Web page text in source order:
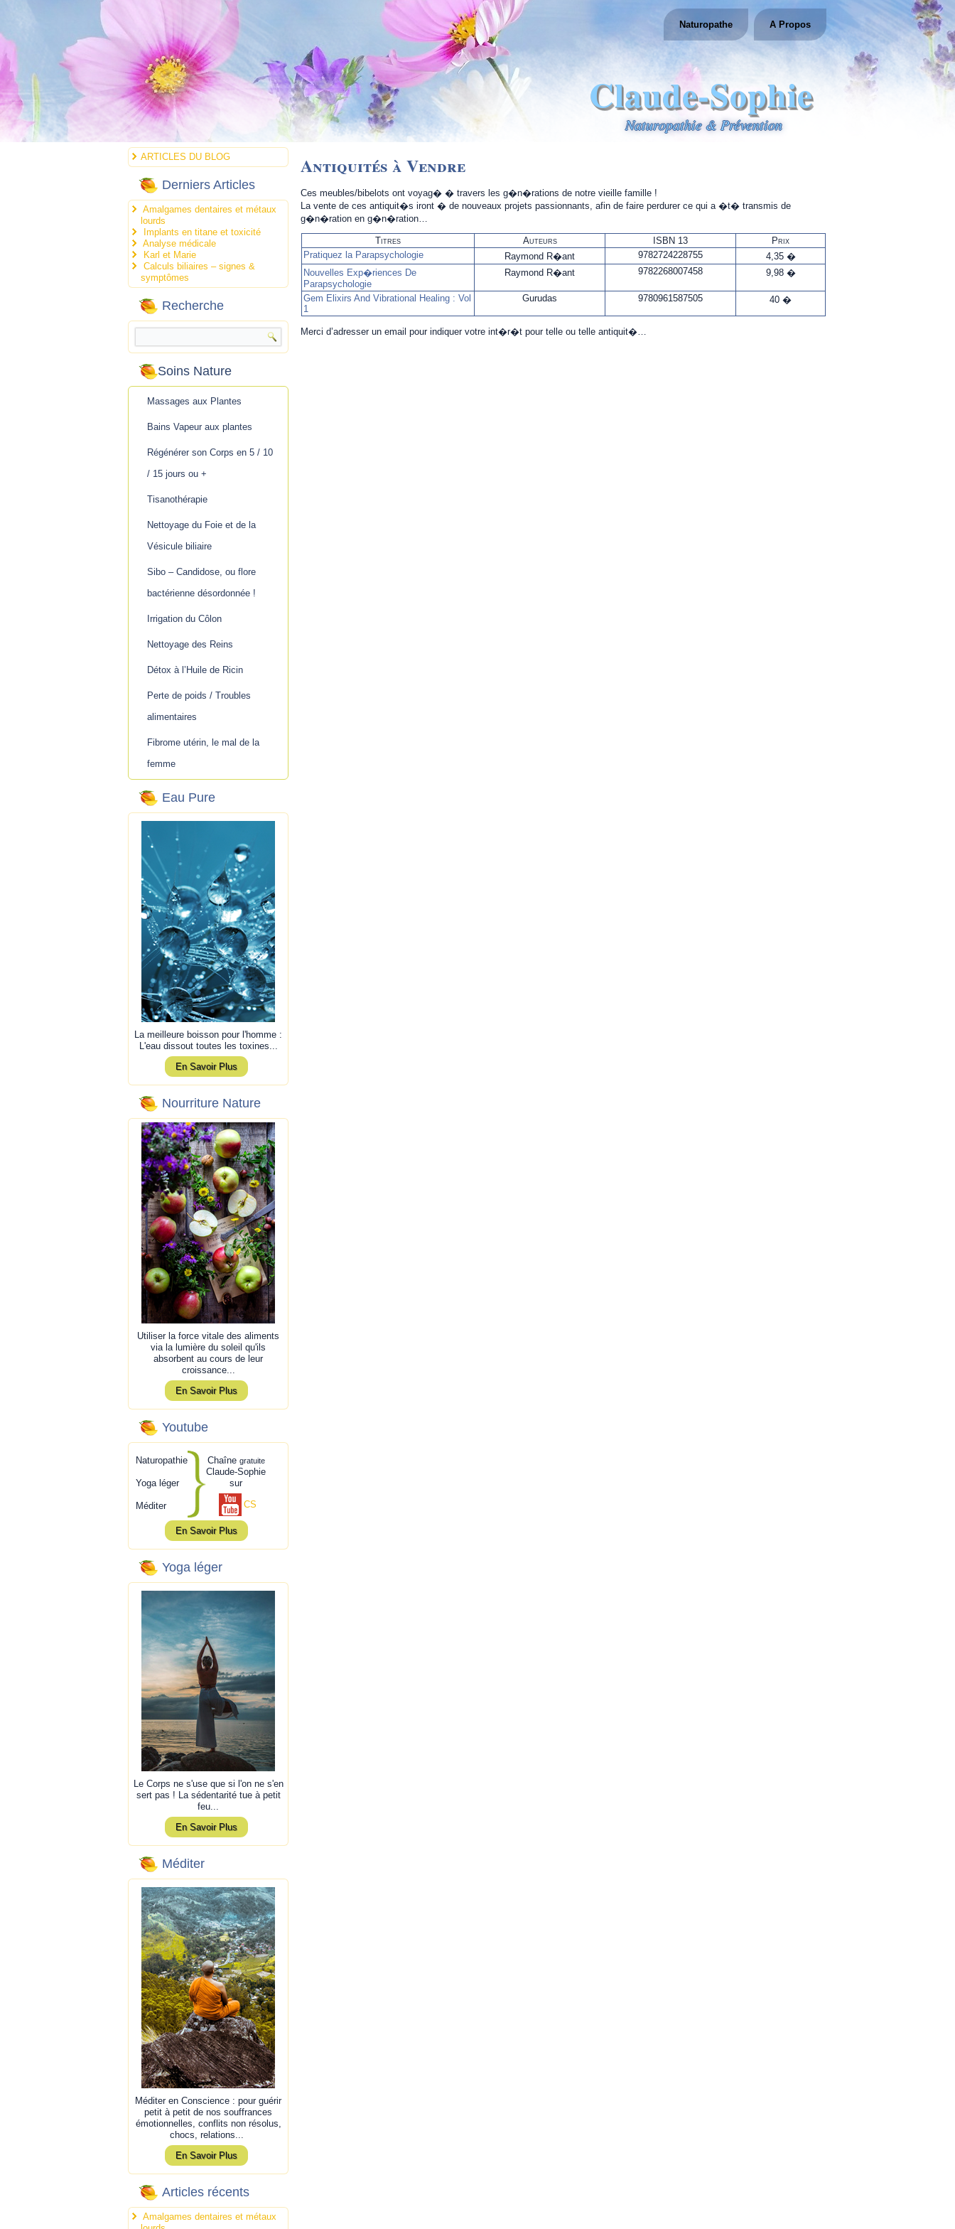
Claude-Sophie
Naturopathie & Prévention
Naturopathe A Propos
ARTICLES DU BLOG
Derniers Articles
Amalgames dentaires et métaux
lourds
Implants en titane et toxicité
Analyse médicale
Karl et Marie
Calculs biliaires – signes &
symptômes
Recherche
Soins Nature
Massages aux Plantes
Bains Vapeur aux plantes
Régénérer son Corps en 5 / 10
/ 15 jours ou +
Tisanothérapie
Nettoyage du Foie et de la
Vésicule biliaire
Sibo – Candidose, ou flore
bactérienne désordonnée !
Irrigation du Côlon
Nettoyage des Reins
Détox à l’Huile de Ricin
Perte de poids / Troubles
alimentaires
Fibrome utérin, le mal de la
femme
Eau Pure
La meilleure boisson pour l'homme :
L'eau dissout toutes les toxines...
En Savoir Plus
Nourriture Nature
Utiliser la force vitale des aliments
via la lumière du soleil qu'ils
absorbent au cours de leur
croissance...
En Savoir Plus
Youtube
Naturopathie
Yoga léger
Méditer
Chaîne gratuite
Claude-Sophie
sur
CS
En Savoir Plus
Yoga léger
Le Corps ne s'use que si l'on ne s'en
sert pas ! La sédentarité tue à petit
feu...
En Savoir Plus
Méditer
Méditer en Conscience : pour guérir
petit à petit de nos souffrances
émotionnelles, conflits non résolus,
chocs, relations...
En Savoir Plus
Articles récents
Amalgames dentaires et métaux
Antiquités à Vendre
Ces meubles/bibelots ont voyag� � travers les g�n�rations de notre vieille famille !
La vente de ces antiquit�s iront � de nouveaux projets passionnants, afin de faire perdurer ce qui a �t� transmis de
g�n�ration en g�n�ration…
Titres Auteurs ISBN 13
Prix
Pratiquez la Parapsychologie
Raymond R�ant 9782724228755
4,35 �
Nouvelles Exp�riences De
Parapsychologie
Raymond R�ant 9782268007458 9,98 �
Gem Elixirs And Vibrational Healing : Vol
1
Gurudas 9780961587505 40 �
Merci d’adresser un email pour indiquer votre int�r�t pour telle ou telle antiquit�…